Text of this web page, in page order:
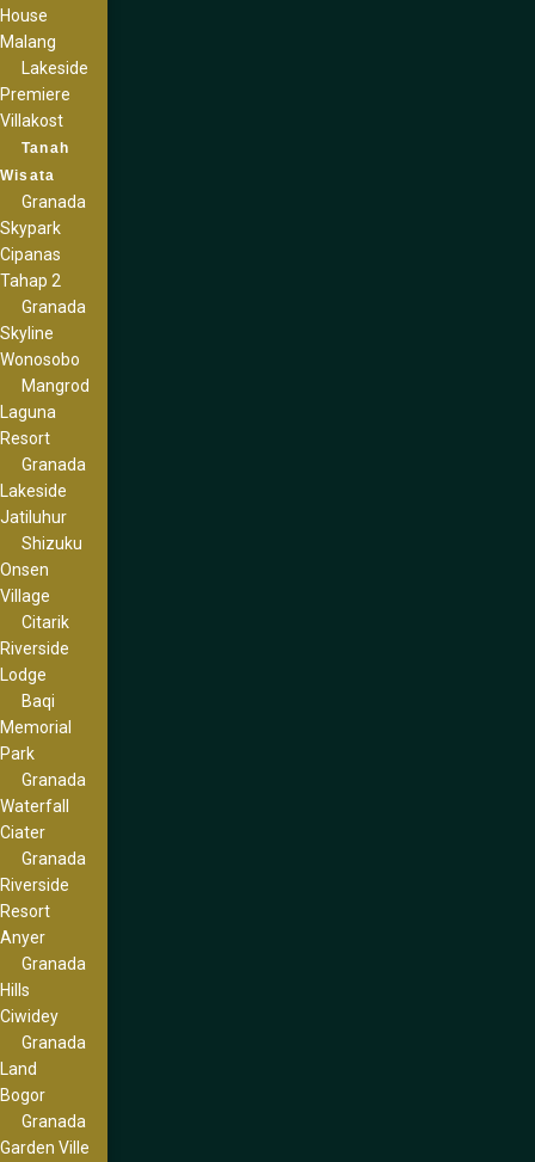
House
Malang
Lakeside
Premiere
Villakost
Tanah
Wisata
Granada
Skypark
Cipanas
Tahap 2
Granada
Skyline
Wonosobo
Mangrod
Laguna
Resort
Granada
Lakeside
Jatiluhur
Shizuku
Onsen
Village
Citarik
Riverside
Lodge
Baqi
Memorial
Park
Granada
Waterfall
Ciater
Granada
Riverside
Resort
Anyer
Granada
Hills
Ciwidey
Granada
Land
Bogor
Granada
Garden Ville